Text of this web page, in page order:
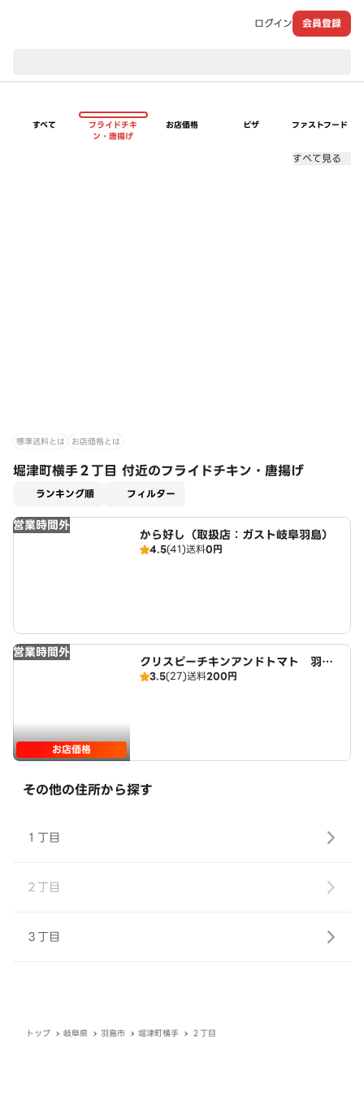
ログイン 会員登録
すべて
フライドチキ
ン・唐揚げ
お店価格 ピザ ファストフード
すべて見る
標準送料とは お店価格とは
堀津町横手２丁目 付近のフライドチキン・唐揚げ
ランキング順 フィルター
営業時間外
から好し（取扱店：ガスト岐阜羽島）
4.5(41)送料0円
営業時間外
お店価格
クリスピーチキンアンドトマト 羽島
店 CRISPY CHICKEN n' TOMAT
3.5(27)送料200円
その他の住所から探す
１丁目
２丁目
３丁目
トップ 岐阜県 羽島市 堀津町横手 ２丁目